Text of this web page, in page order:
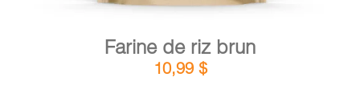
Farine de riz brun
10,99 $